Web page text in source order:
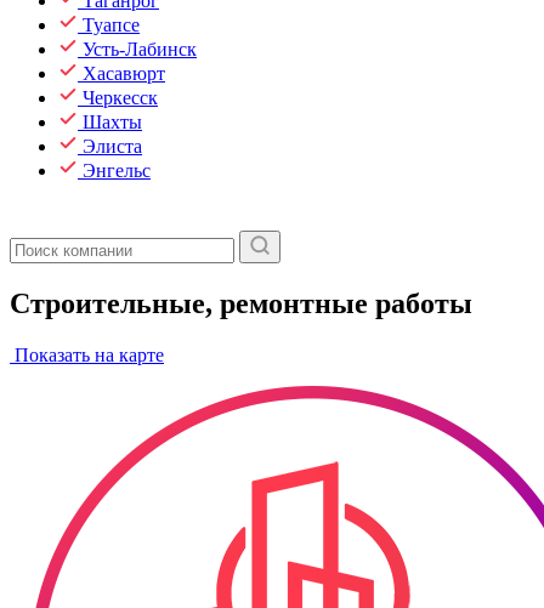
Туапсе
Усть-Лабинск
Хасавюрт
Черкесск
Шахты
Элиста
Энгельс
Строительные, ремонтные работы
Показать на карте